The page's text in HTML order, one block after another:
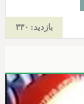
بازدید: ۳۳۰